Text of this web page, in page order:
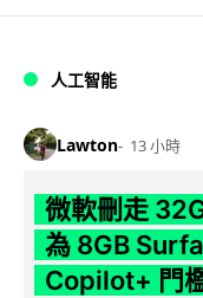
人工智能
Lawton 13 小時
微軟刪走
為 8GB
Copilot+ 門